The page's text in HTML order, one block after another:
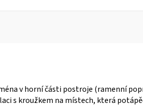
v horní části postroje (ramenní
s kroužkem na místech, která